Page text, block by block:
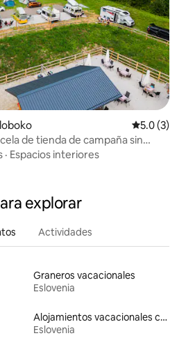
5.0 (3)
de tienda de campaña sin
· Espacios interiores
explorar
Actividades
Graneros vacacionales
Eslovenia
Alojamientos vacacionales con entrada y salida de pistas de esquí
Eslovenia